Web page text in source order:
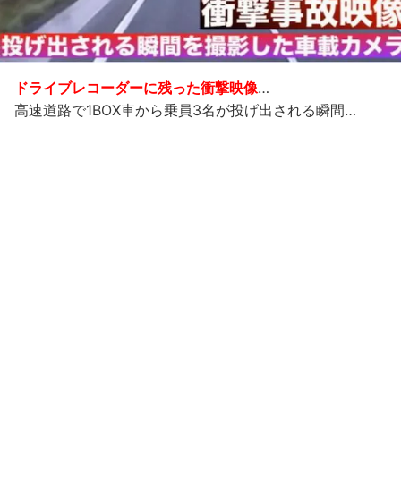
ドライブレコーダーに残った衝撃映像…
高速道路で1BOX車から乗員3名が投げ出される瞬間…